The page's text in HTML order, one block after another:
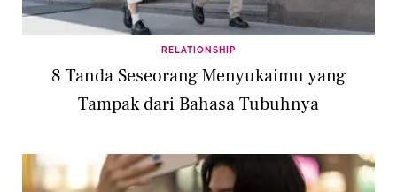
RELATIONSHIP
8 Tanda Seseorang Menyukaimu yang
Tampak dari Bahasa Tubuhnya